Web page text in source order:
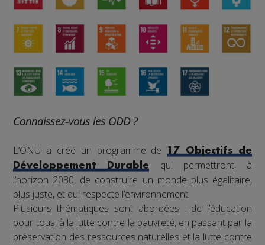
Connaissez-vous les ODD ?
L’ONU a créé un programme de17 Objectifs de
Développement Durable
qui permettront, à
l’horizon 2030, de construire un monde plus égalitaire,
plus juste, et qui respecte l’environnement.
Plusieurs thématiques sont abordées : de l’éducation
pour tous, à la lutte contre la pauvreté, en passant par la
préservation des ressources naturelles et la lutte contre